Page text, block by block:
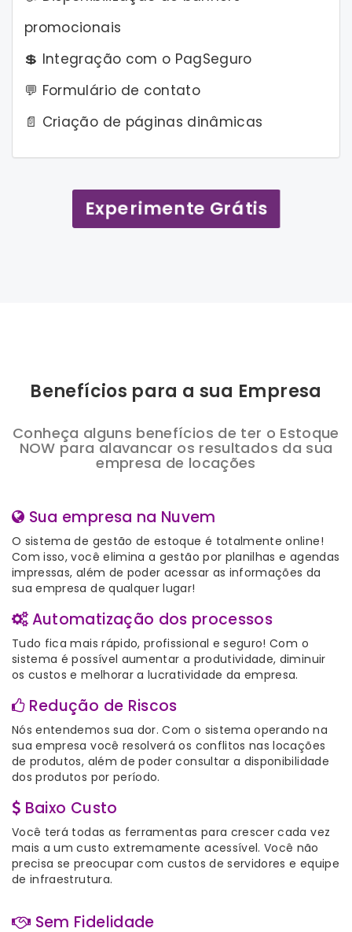
promocionais
💲 Integração com o PagSeguro
💬 Formulário de contato
📄 Criação de páginas dinâmicas
Experimente Grátis
Benefícios para a sua Empresa
Conheça alguns benefícios de ter o Estoque
NOW para alavancar os resultados da sua
empresa de locações
Sua empresa na Nuvem
O sistema de gestão de estoque é totalmente online!
Com isso, você elimina a gestão por planilhas e agendas
impressas, além de poder acessar as informações da
sua empresa de qualquer lugar!
Automatização dos processos
Tudo fica mais rápido, profissional e seguro! Com o
sistema é possível aumentar a produtividade, diminuir
os custos e melhorar a lucratividade da empresa.
Redução de Riscos
Nós entendemos sua dor. Com o sistema operando na
sua empresa você resolverá os conflitos nas locações
de produtos, além de poder consultar a disponibilidade
dos produtos por período.
Baixo Custo
Você terá todas as ferramentas para crescer cada vez
mais a um custo extremamente acessível. Você não
precisa se preocupar com custos de servidores e equipe
de infraestrutura.
Sem Fidelidade